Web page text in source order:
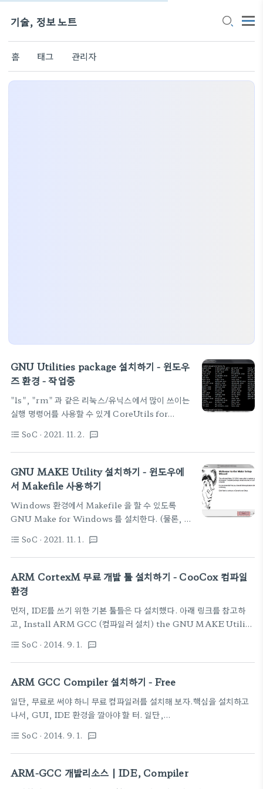
기술, 정보 노트
홈 태그 관리자
GNU Utilities package 설치하기 - 윈도우
즈 환경 - 작업중
"ls", "rm" 과 같은 리눅스/유닉스에서 많이 쓰이는
실행 명령어를 사용할 수 있게 CoreUtils for
format_list_bulleted SoC · 2021. 11. 2. textsms
GNU MAKE Utility 설치하기 - 윈도우에
서 Makefile 사용하기
Windows 환경에서 Makefile 을 할 수 있도록
GNU Make for Windows 를 설치한다. (물론, 다
되기는 한다. 의도하지 않아도, 특히 컴파일러들을 설
치하면 각자의 Make 툴이 있다. 이때는 버전이나 실
행파일 위치를 조심해야 한다.) 우리는 무료로 쓰는 툴
을 깔아야 하니 "GNU"에 감사하면서,
http://gnuwin32.sourceforge.net/packages/make.htm
여기를 방문하도록 한다. 소스까지는 보통 필요없으
니, 다운로드에서 "Complete package, except
sources" 이부분의 링크를 클릭하여 다운을 받는다.
format_list_bulleted SoC · 2021. 11. 1. textsms
ARM CortexM 무료 개발 툴 설치하기 - CooCox 컴파일
환경
먼저, IDE를 쓰기 위한 기본 툴들은 다 설치했다. 아래 링크를 참고하
고, Install ARM GCC (컴파일러 설치) the GNU MAKE Utility
에서 벗어나, 화려한 그래픽의 세계로 이 컴파일러를 쓸 수 있도록 설정
해 보자.대부분, Eclipse+CDT 의 조합으로 사용하는 것이 대부분이
다.Getting Started with the ARM GCC Compiler on
Windows for the STM32F4DISCOVERY Board링크 글을 참
고해서 설치를 하는 게 좋다. 아니면, Free/Open ARM Cortex
MCU Development Tools 인 CooCox 를 설치해 보는 것도 나
쁘..
format_list_bulleted SoC · 2014. 9. 1. textsms
ARM GCC Compiler 설치하기 - Free
일단, 무료로 써야 하니 무료 컴파일러를 설치해 보자.핵심을 설치하고
나서, GUI, IDE 환경을 깔아야 할 터. 일단,
한 GNU Tools for ARM Embedded Processors 에 대한 설명 페
이지와 다운로드 할 수 있는 링크들이 나와 있다.여기서 최신판으로 다
운로드 한 다음, 설치에 들어간다.다운로드만을 원하면, 여기로
https://launchpad.net/gcc-arm-embedded/+download 가
format_list_bulleted SoC · 2014. 9. 1. textsms
ARM-GCC 개발리소스 | IDE, Compiler